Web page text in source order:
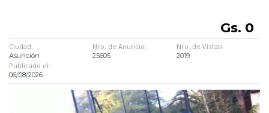
Gs. 0
Ciudad:
Asunción
Nro. de Anuncio:
25605
Nro. de Visitas:
2019
Publicado el:
06/08/2026